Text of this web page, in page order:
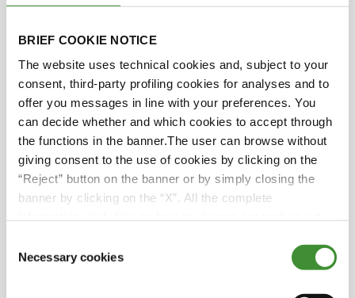
BRIEF COOKIE NOTICE
The website uses technical cookies and, subject to your
consent, third-party profiling cookies for analyses and to
offer you messages in line with your preferences. You
can decide whether and which cookies to accept through
the functions in the banner.The user can browse without
giving consent to the use of cookies by clicking on the
“Reject” button on the banner or by simply closing the
banner by clicking on the “X”. All the complete
Selection
Necessary cookies
¿Lo sabías?
A lo largo de su vida laboral, Alfie ha visto
todas las etapas de la transformación de la
arcilla: desde la extracción hasta el embalaje y
la distribución, pasando por la transformación
en arena y áridos versátiles.
.
de la próxima generación de operadores y de
garantizar que tengan el mejor equipo que